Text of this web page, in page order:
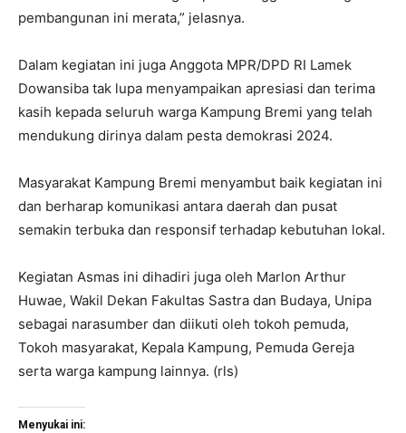
pembangunan ini merata,” jelasnya.
Dalam kegiatan ini juga Anggota MPR/DPD RI Lamek
Dowansiba tak lupa menyampaikan apresiasi dan terima
kasih kepada seluruh warga Kampung Bremi yang telah
mendukung dirinya dalam pesta demokrasi 2024.
Masyarakat Kampung Bremi menyambut baik kegiatan ini
dan berharap komunikasi antara daerah dan pusat
semakin terbuka dan responsif terhadap kebutuhan lokal.
Kegiatan Asmas ini dihadiri juga oleh Marlon Arthur
Huwae, Wakil Dekan Fakultas Sastra dan Budaya, Unipa
sebagai narasumber dan diikuti oleh tokoh pemuda,
Tokoh masyarakat, Kepala Kampung, Pemuda Gereja
serta warga kampung lainnya. (rls)
Menyukai ini: